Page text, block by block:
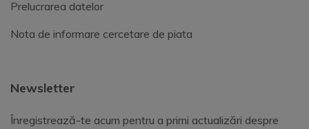
Prelucrarea datelor
Nota de informare cercetare de piata
Newsletter
Înregistrează-te acum pentru a primi actualizări despre